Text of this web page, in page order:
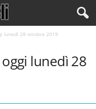
lunedì 28 ottobre 2019
lunedì 28